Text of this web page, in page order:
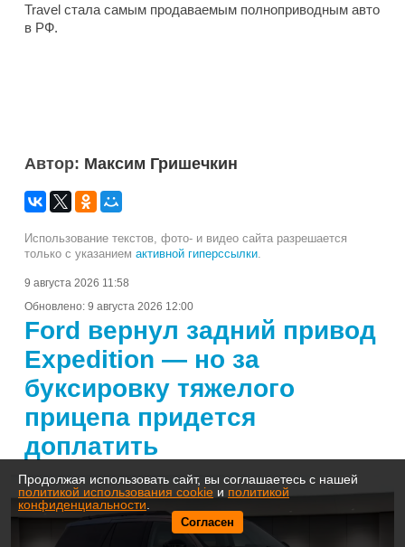
Travel стала самым продаваемым полноприводным авто
в РФ.
Автор: Максим Гришечкин
Использование текстов, фото- и видео сайта разрешается
только с указанием активной гиперссылки
9 августа 2026 11:58
Обновлено: 9 августа 2026 12:00
Ford вернул задний привод
Expedition — но за
буксировку тяжелого
прицепа придется
доплатить
Продолжая использовать сайт, вы соглашаетесь с нашей
политикой использования cookie и политикой
конфиденциальности
Согласен